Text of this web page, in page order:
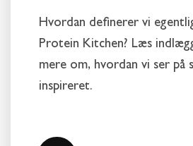
Hvordan definerer vi
Protein Kitchen? Læs
mere om, hvordan vi ser på
inspireret.